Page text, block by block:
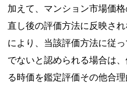
加えて、マンション市場価
直し後の評価方法に反映さ
により、当該評価方法に従
でないと認められる場合は
る時価を鑑定評価その他合